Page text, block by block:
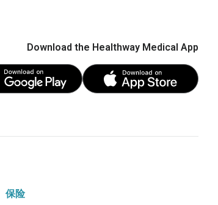
Download the Healthway Medical App
保险